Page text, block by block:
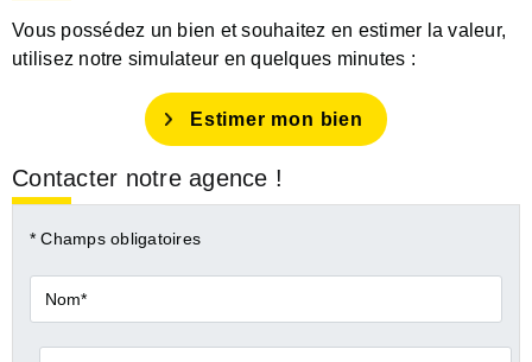
Vous possédez un bien et souhaitez en estimer la valeur,
utilisez notre simulateur en quelques minutes :
Estimer mon bien
Contacter notre agence !
* Champs obligatoires
Nom*